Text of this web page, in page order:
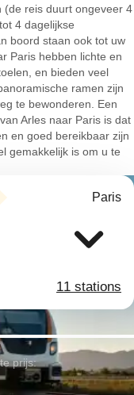
(de reis duurt ongeveer 4
4 dagelijkse
boord staan ook tot uw
Paris hebben lichte en
en bieden veel
ramen zijn
te bewonderen. Een
Arles naar Paris is dat
en goed bereikbaar zijn
gemakkelijk is om u te
Paris
11 stations
prijs: